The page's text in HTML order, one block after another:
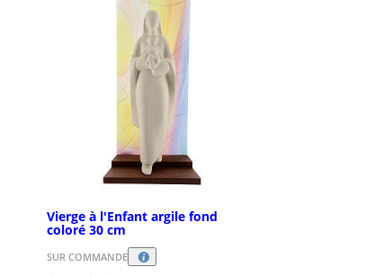
Vierge à l'Enfant argile fond
coloré 30 cm
SUR COMMANDE